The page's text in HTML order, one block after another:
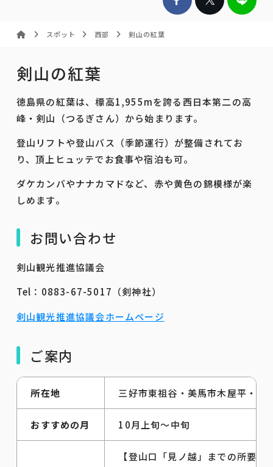
スポット 西部 剣山の紅葉
剣山の紅葉
徳島県の紅葉は、標高1,955mを誇る西日本第二の高
峰・剣山（つるぎさん）から始まります。
登山リフトや登山バス（季節運行）が整備されてお
り、頂上ヒュッテでお食事や宿泊も可。
ダケカンバやナナカマドなど、赤や黄色の錦模様が楽
しめます。
お問い合わせ
剣山観光推進協議会
​Tel：0883-67-5017（剣神社）
剣山観光推進協議会ホームページ
ご案内
所在地 三好市東祖谷・美馬市木屋平・那
おすすめの月 10月上旬～中旬
【登山口「見ノ越」までの所要時